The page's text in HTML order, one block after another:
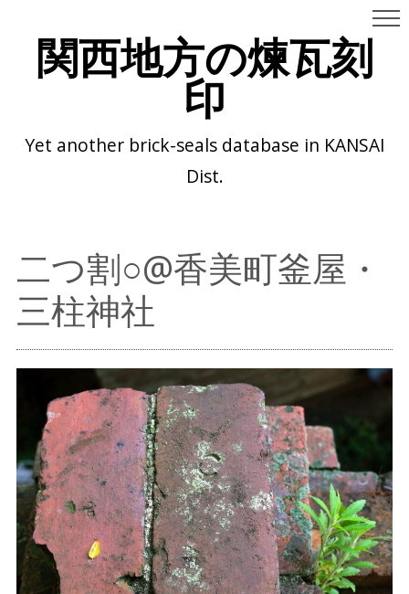
関西地方の煉瓦刻
印
Yet another brick-seals database in KANSAI
Dist.
二つ割○@香美町釜屋・
三柱神社